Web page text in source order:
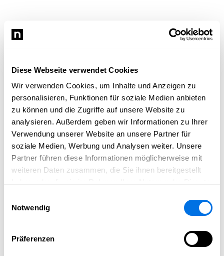
Diese Webseite verwendet Cookies
Wir verwenden Cookies, um Inhalte und Anzeigen zu
personalisieren, Funktionen für soziale Medien anbieten
zu können und die Zugriffe auf unsere Website zu
analysieren. Außerdem geben wir Informationen zu Ihrer
Verwendung unserer Website an unsere Partner für
soziale Medien, Werbung und Analysen weiter. Unsere
Partner führen diese Informationen möglicherweise mit
weiteren Daten zusammen, die Sie ihnen bereitgestellt
Notwendig
Präferenzen
Newsload konnte nicht geladen werden.